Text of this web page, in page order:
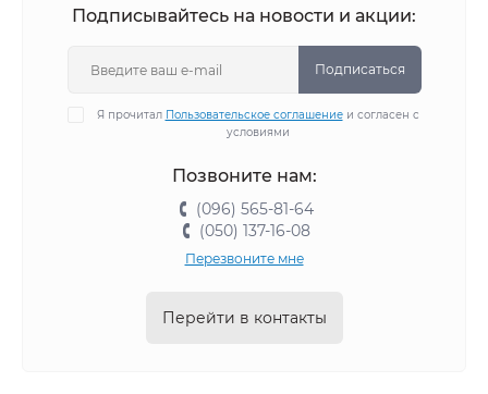
Подписывайтесь на новости и акции:
Подписаться
Я прочитал Пользовательское соглашениеи согласен с
условиями
Позвоните нам:
(096) 565-81-64
(050) 137-16-08
Перезвоните мне
Перейти в контакты